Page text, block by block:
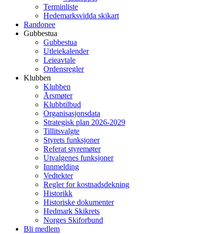
Terminliste
Hedemarksvidda skikart
Randonee
Gubbestua
Gubbestua
Utleiekalender
Leieavtale
Ordensregler
Klubben
Klubben
Årsmøter
Klubbtilbud
Organisasjonsdata
Strategisk plan 2026-2029
Tillitsvalgte
Styrets funksjoner
Referat styremøter
Utvalgenes funksjoner
Innmelding
Vedtekter
Regler for kostnadsdekning
Historikk
Historiske dokumenter
Hedmark Skikrets
Norges Skiforbund
Bli medlem